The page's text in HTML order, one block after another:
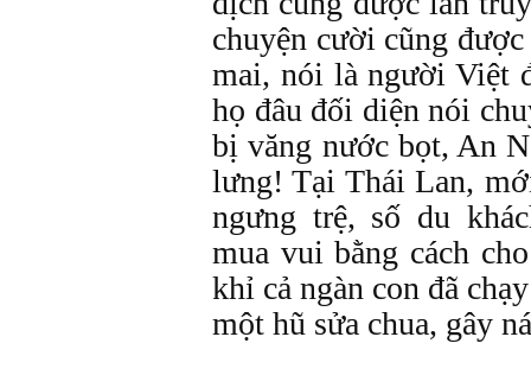
chuyện cười cũng
mai, nói là người Việt
họ đâu đối diện nói
bị văng nước bọt, An
lưng! Tại Thái Lan,
ngưng trệ, số du
mua vui bằng cách
khỉ cả ngàn con đã
một hũ sửa chua, gây